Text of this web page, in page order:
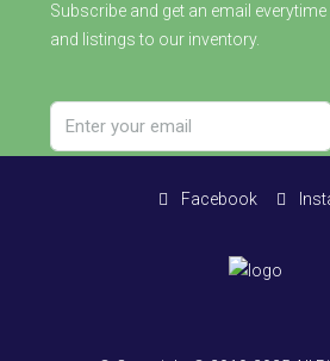
Subscribe and get an email
and listings to our inventory.
Facebook